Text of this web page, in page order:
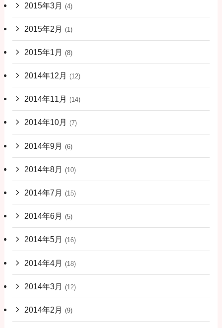
2015年3月 (4)
2015年2月 (1)
2015年1月 (8)
2014年12月 (12)
2014年11月 (14)
2014年10月 (7)
2014年9月 (6)
2014年8月 (10)
2014年7月 (15)
2014年6月 (5)
2014年5月 (16)
2014年4月 (18)
2014年3月 (12)
2014年2月 (9)